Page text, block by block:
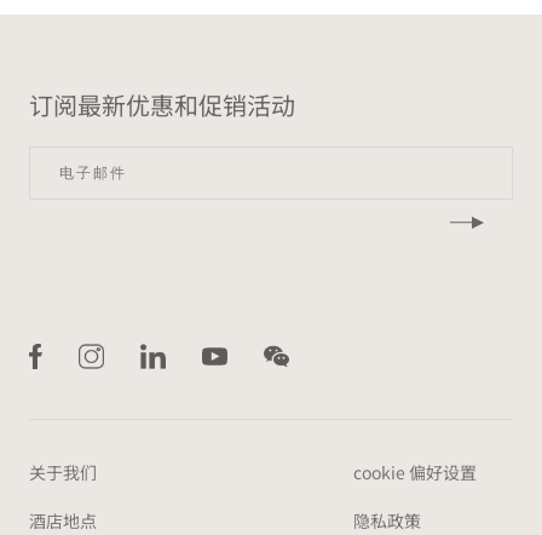
关于我们
酒店地点
cookie 偏好设置
隐私政策
订阅最新优惠和促销活动​